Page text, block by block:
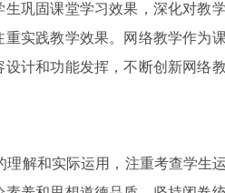
巩固课堂学习效果，深化对教
实践教学效果。网络教学作为
计和功能发挥，不断创新网络
解和实际运用，注重考查学生